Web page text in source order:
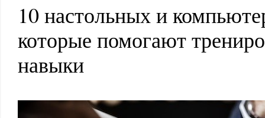
10 настольных и
которые помогают
навыки